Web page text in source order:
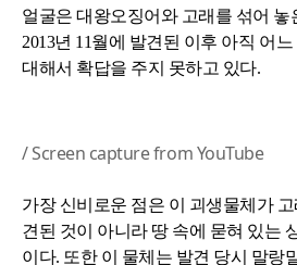
얼굴은 대왕오징어와 고래를 섞어 놓
2013년 11월에 발견된 이후 아직 어
대해서 확답을 주지 못하고 있다.
/ Screen capture from YouTube
가장 신비로운 점은 이 괴생물체가
견된 것이 아니라 땅 속에 묻혀 있는
이다. 또한 이 물체는 발견 당시 말랑